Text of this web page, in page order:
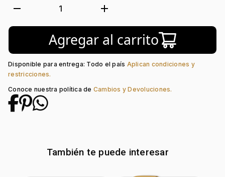
Forma de caja:
Redondo
Calendario: Si
Tipo de cristal: Mineral
Color del Bisel:
Plateado
Color del tablero: Verde
Color del Pulso:
Material del pulso:
Acero
Tipo de cierre:
remove 1 add
Agregar al carrito
Disponible para entrega: Todo el país Aplican condiciones y
restricciones.
Conoce nuestra política de Cambios y Devoluciones.
También te puede interesar